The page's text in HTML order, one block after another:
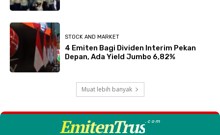
STOCK AND MARKET
4 Emiten Bagi Dividen Interim Pekan
Depan, Ada Yield Jumbo 6,82%
Muat lebih banyak
EmitenTrus.com